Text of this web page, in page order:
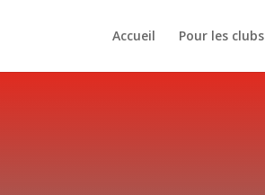
Accueil Pour les clubs